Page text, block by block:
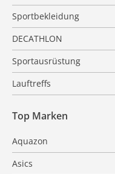
Sportbekleidung
DECATHLON
Sportausrüstung
Lauftreffs
Top Marken
Aquazon
Asics